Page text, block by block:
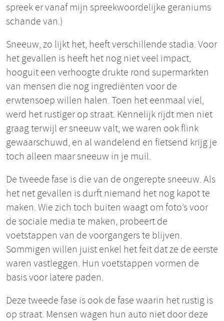
spreek er vanaf mijn spreekwoordelijke geraniums
schande van.)
Sneeuw, zo lijkt het, heeft verschillende stadia. Voor
het gevallen is heeft het nog niet veel impact,
hooguit een verhoogte drukte rond supermarkten
van mensen die nog ingrediënten voor de
erwtensoep willen halen. Toen het eenmaal viel,
werd het rustiger op straat. Kennelijk rijdt men niet
graag terwijl er sneeuw valt, we waren ook flink
gewaarschuwd, en al wandelend en fietsend krijg je
toch alleen maar sneeuw in je muil.
De tweede fase is die van de ongerepte sneeuw. Als
het net gevallen is durft niemand het nog kapot te
maken. Wie zich toch buiten waagt om foto’s voor
de sociale media te maken, probeert de
voetstappen van de voorgangers te blijven.
Sommigen willen juist enkel het feit dat ze de eerste
waren vastleggen. Hun voetstappen vormen de
basis voor latere paden.
Deze tweede fase is ook de fase waarin het rustig is
op straat. Mensen wagen hun auto niet door deze